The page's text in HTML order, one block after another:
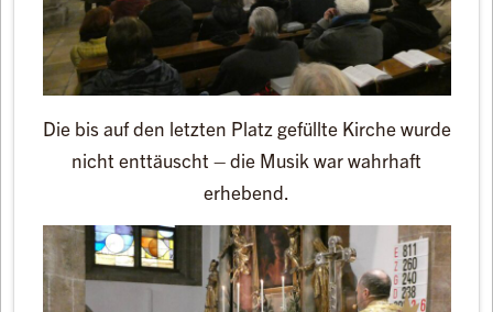
Die bis auf den letzten Platz gefüllte Kirche wurde
nicht enttäuscht – die Musik war wahrhaft
erhebend.